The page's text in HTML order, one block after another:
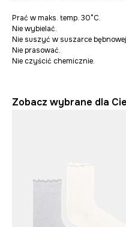
Prać w maks. temp. 30°C.
Nie wybielać.
Nie suszyć w suszarce
Nie prasować.
Nie czyścić chemicznie.
Zobacz wybrane dla